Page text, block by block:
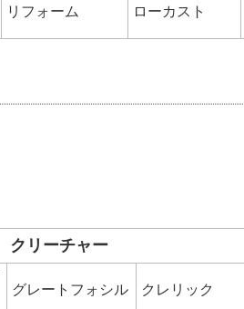
リフォーム ローカスト
クリーチャー
グレートフォシル クレリック